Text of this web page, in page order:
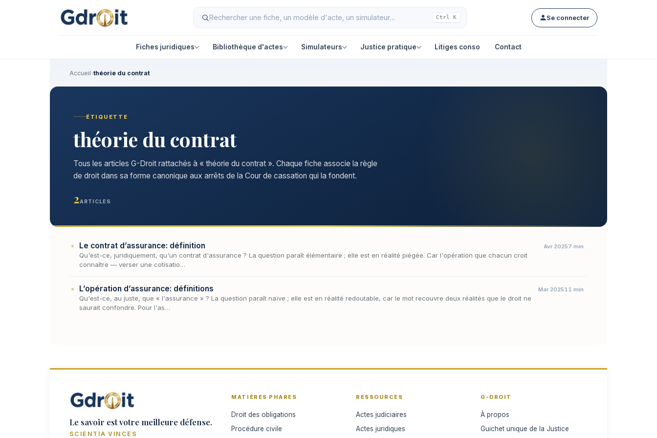
Ctrl K Se connecter
Fiches juridiques Bibliothèque d'actes Simulateurs Justice pratique Litiges conso Contact
Accueil›théorie du contrat
ÉTIQUETTE
théorie du contrat
Tous les articles G-Droit rattachés à « théorie du contrat ». Chaque fiche associe la règle
de droit dans sa forme canonique aux arrêts de la Cour de cassation qui la fondent.
2ARTICLES
Le contrat d’assurance: définition
Qu'est-ce, juridiquement, qu'un contrat d'assurance ? La question paraît élémentaire ; elle est en réalité piégée. Car l'opération que chacun croit
connaître — verser une cotisatio…
Avr 20257 min
L’opération d’assurance: définitions
Qu'est-ce, au juste, que « l'assurance » ? La question paraît naïve ; elle est en réalité redoutable, car le mot recouvre deux réalités que le droit ne
saurait confondre. Pour l'as…
Mar 202511 min
Le savoir est votre meilleure défense.
SCIENTIA VINCES
MATIÈRES PHARES
Droit des obligations
Procédure civile
RESSOURCES
Actes judiciaires
Actes juridiques
G-DROIT
À propos
Guichet unique de la Justice